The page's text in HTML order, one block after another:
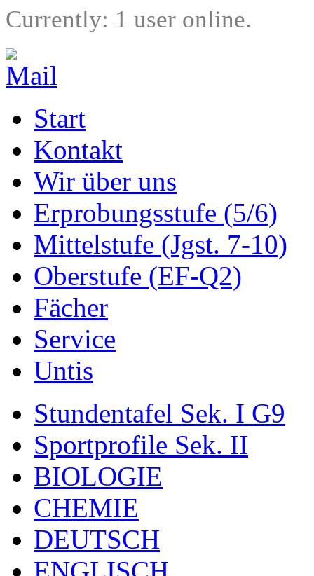
Currently: 1 user online.
Start
Kontakt
Wir über uns
Erprobungsstufe (5/6)
Mittelstufe (Jgst. 7-10)
Oberstufe (EF-Q2)
Fächer
Service
Untis
Stundentafel Sek. I G9
Sportprofile Sek. II
BIOLOGIE
CHEMIE
DEUTSCH